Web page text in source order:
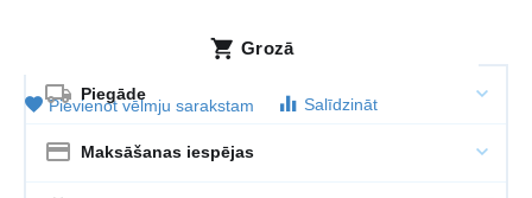
Grozā
Pievienot vēlmju sarakstam Salīdzināt
Piegāde
Maksāšanas iespējas